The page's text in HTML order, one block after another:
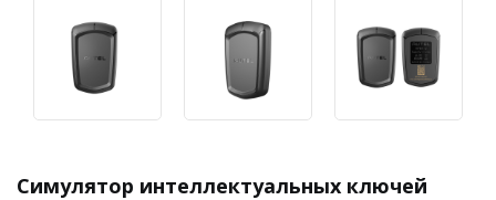
Симулятор интеллектуальных ключей